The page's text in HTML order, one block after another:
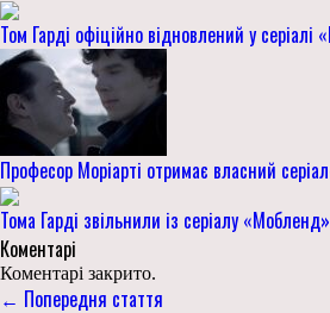
Том Гарді офіційно відновлений у серіалі
Професор Моріарті отримає власний
Тома Гарді звільнили із серіалу «Мобленд»
Коментарі
Коментарі закрито.
← Попередня стаття